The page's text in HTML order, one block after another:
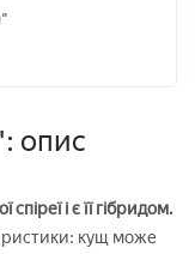
опис
спіреї і є її гібридом.
кущ може